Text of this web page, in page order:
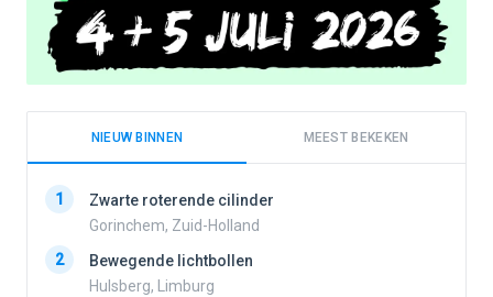
NIEUW BINNEN MEEST BEKEKEN
1
Zwarte roterende cilinder
Gorinchem, Zuid-Holland
2
Bewegende lichtbollen
Hulsberg, Limburg